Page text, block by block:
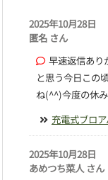
2025年10月28日
匿名 さん
早速返信あり
と思う今日この
ね(^^)今度の休
充電式ブロ
2025年10月28日
あめつち菜人 さん